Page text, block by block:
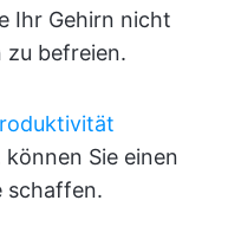
Ihr Gehirn nicht
zu befreien.
Sie einen
schaffen.